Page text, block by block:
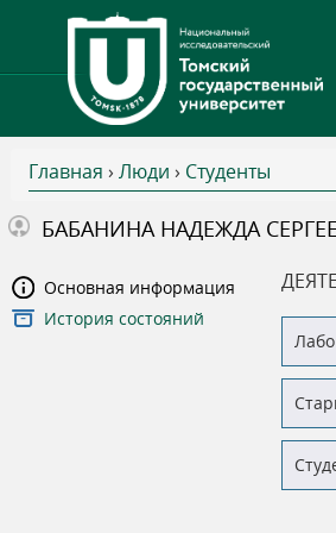
В
ы
з
Главная › Люди › Студенты
БАБАНИНА НАДЕЖДА
Основная информация
История состояний